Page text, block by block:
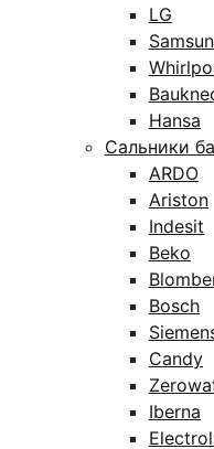
LG
Hansa
Сальники
ARDO
Ariston
Indesit
Beko
Bosch
Candy
Iberna